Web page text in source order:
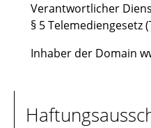
Verantwortlicher
§ 5 Telemediengesetz
Inhaber der Domain